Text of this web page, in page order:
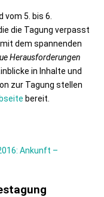
vom 5. bis 6.
die Tagung verpasst
dem spannenden
Herausforderungen
in Inhalte und
zur Tagung stellen
bereit.
Ankunft –